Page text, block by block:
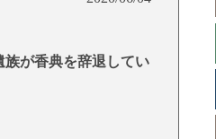
が香典を辞退してい